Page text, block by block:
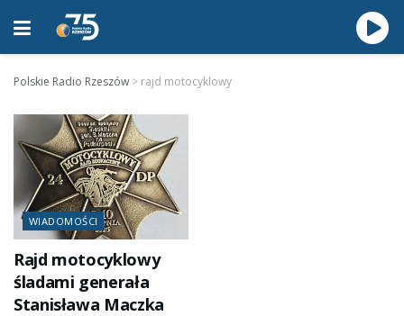
Polskie Radio Rzeszów > rajd motocyklowy
WIADOMOŚCI
Rajd motocyklowy
śladami generała
Stanisława Maczka